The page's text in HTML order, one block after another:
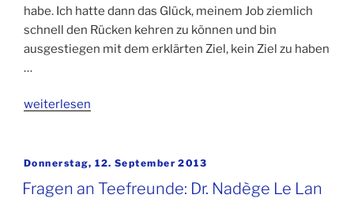
habe. Ich hatte dann das Glück, meinem Job ziemlich
schnell den Rücken kehren zu können und bin
ausgestiegen mit dem erklärten Ziel, kein Ziel zu haben
…
„Fragen
Bettina
Berge“
weiterlesen
Veröffentlicht
Donnerstag, 12. September 2013
Fragen an Teefreunde: Dr. Nadège Le Lan